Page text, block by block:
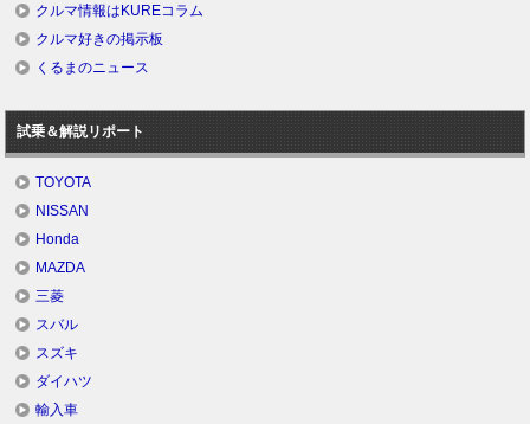
クルマ情報はKUREコラム
クルマ好きの掲示板
くるまのニュース
試乗＆解説リポート
TOYOTA
NISSAN
Honda
MAZDA
三菱
スバル
スズキ
ダイハツ
輸入車